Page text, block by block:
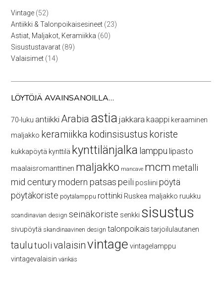
Vintage 5252
tuotetta
Antiikki & Talonpoikaisesineet 2323
Astiat, Maljakot, Keramiikka 6060
Sisustustavarat 8989
Valaisimet 1414
LÖYTÖJÄ AVAINSANOILLA…
70-luku antiikki Arabia astia jakkara kaappi keraaminen
maljakko keramiikka kodinsisustus koriste
kukkapöytä kynttilä kynttilänjalka lamppu lipasto
maalaisromanttinen maljakko mancave mcm metalli
mid century modern patsaspeili posliini pöytä
pöytäkoriste pöytälamppu rottinki Ruskea maljakko ruukku
scandinavian design seinäkoriste senkki sisustus
sivupöytä skandinaavinen design talonpoikais tarjoilulautanen
taulutuolivalaisinvintage vintagelamppu
vintagevalaisin värikäs